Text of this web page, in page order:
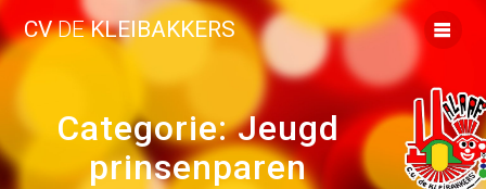
Ga
naar
inhoud
CVDEKLEIBAKKERS
Categorie:Jeugd
prinsenparen